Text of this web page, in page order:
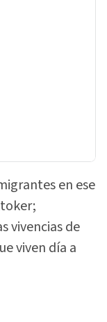
en ese
vivencias de
viven día a